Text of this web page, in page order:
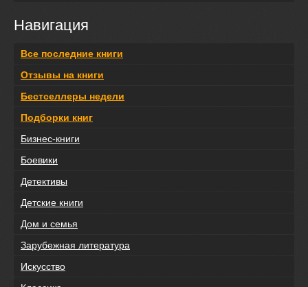
Навигация
Все последние книги
Отзывы на книги
Бестселлеры недели
Подборки книг
Бизнес-книги
Боевики
Детективы
Детские книги
Дом и семья
Зарубежная литература
Искусство